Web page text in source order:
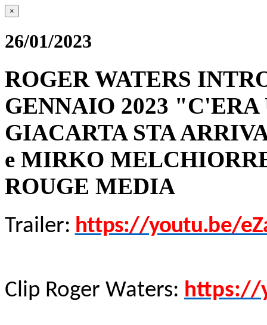
×
26/01/2023
ROGER WATERS
GENNAIO 2023
GIACARTA STA
e MIRKO
ROUGE MEDIA
Trailer: https://youtu.be/
Clip Roger Waters: https://